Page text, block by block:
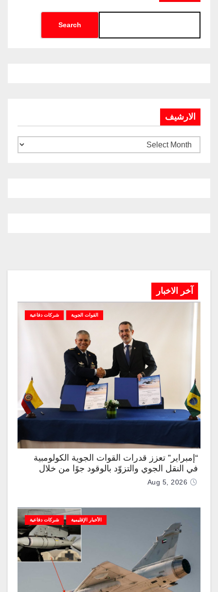
Search
الارشيف
آخر الاخبار
القوات الجوية شركات دفاعية
“إمبراير” تعزز قدرات القوات الجوية الكولومبية
في النقل الجوي والتزوّد بالوقود جوًا من خلال
تزويدها بطائرتي “كيه سي-390 ميلينيوم”
Aug 5, 2026
الأخبار الإقليمية شركات دفاعية